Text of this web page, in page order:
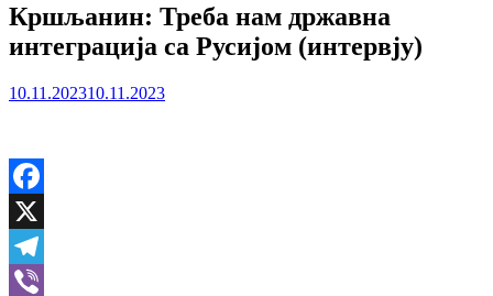
Кршљанин: Треба нам државна
интеграција са Русијом (интервју)
10.11.202310.11.2023
Facebook
X
Telegram